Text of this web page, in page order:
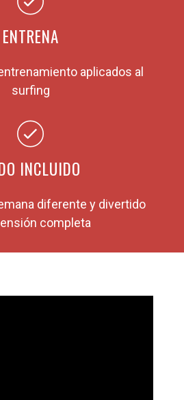
ENTRENA
aplicados al
surfing
INCLUIDO
diferente y divertido
completa